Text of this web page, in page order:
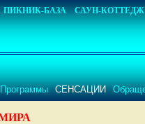
ПИКНИК-БАЗА САУН-КОТТЕДЖ
Программы СЕНСАЦИИ